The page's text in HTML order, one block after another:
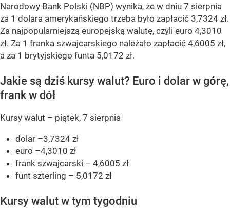
Narodowy Bank Polski (NBP) wynika, że w dniu 7 sierpnia
za 1 dolara amerykańskiego trzeba było zapłacić 3,7324 zł.
Za najpopularniejszą europejską walutę, czyli euro 4,3010
zł. Za 1 franka szwajcarskiego należało zapłacić 4,6005 zł,
a za 1 brytyjskiego funta 5,0172 zł.
Jakie są dziś kursy walut? Euro i dolar w górę,
frank w dół
Kursy walut – piątek, 7 sierpnia
dolar –3,7324 zł
euro –4,3010 zł
frank szwajcarski – 4,6005 zł
funt szterling – 5,0172 zł
Kursy walut w tym tygodniu